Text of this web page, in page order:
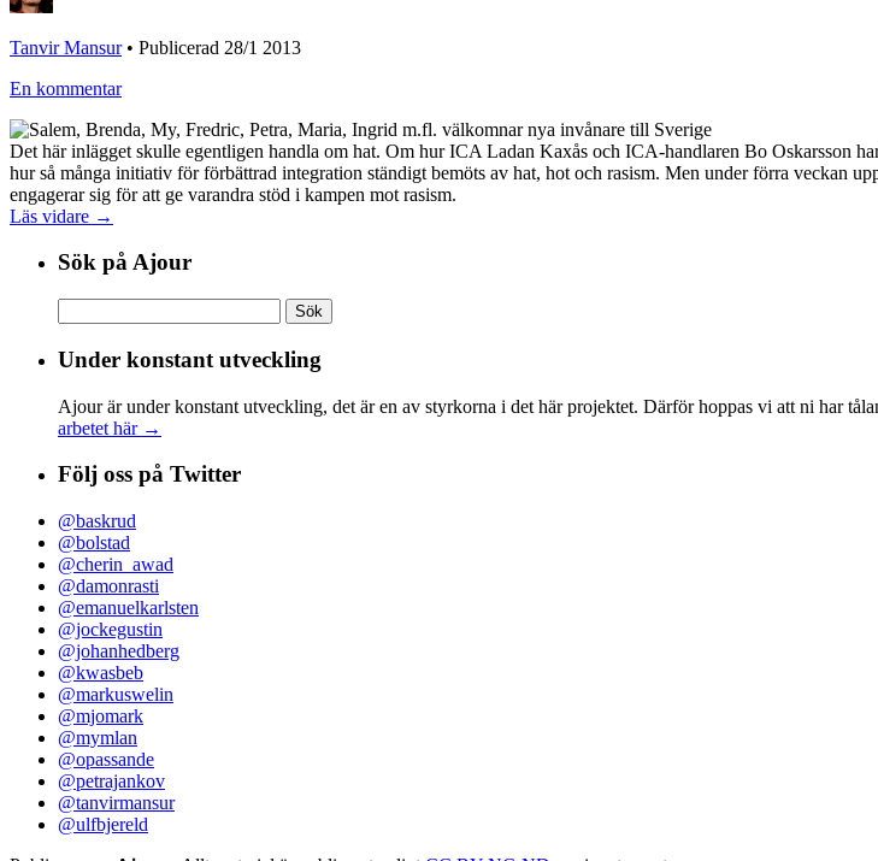
Tanvir Mansur• Publicerad 28/1 2013
En kommentar
Det här inlägget skulle egentligen handla om hat. Om hur ICA Ladan Kaxås och ICA-handlaren Bo Oskarsson
hur så många initiativ för förbättrad integration ständigt bemöts av hat, hot och rasism. Men under förra veckan
engagerar sig för att ge varandra stöd i kampen mot rasism.
Läs vidare →
Sök på Ajour
efter:
Under konstant utveckling
Ajour är under konstant utveckling, det är en av styrkorna i det här projektet. Därför hoppas vi att ni har
arbetet här →
Följ oss på Twitter
@baskrud
@bolstad
@cherin_awad
@damonrasti
@emanuelkarlsten
@jockegustin
@johanhedberg
@kwasbeb
@markuswelin
@mjomark
@mymlan
@opassande
@petrajankov
@tanvirmansur
@ulfbjereld